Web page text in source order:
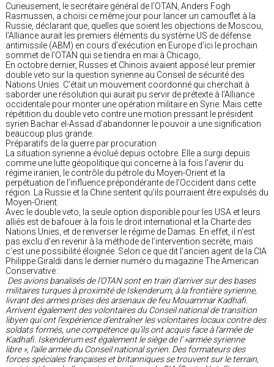
Curieusement, le secrétaire général de l’OTAN, Anders Fogh
Rasmussen, a choisi ce même jour pour lancer un camouflet à la
Russie, déclarant que, quelles que soient les objections de Moscou,
l’Alliance aurait les premiers éléments du système US de défense
antimissile (ABM) en cours d’exécution en Europe d’ici le prochain
sommet de l’OTAN qui se tiendra en mai à Chicago,.
En octobre dernier, Russes et Chinois avaient apposé leur premier
double veto sur la question syrienne au Conseil de sécurité des
Nations Unies. C’était un mouvement coordonné qui cherchait à
saborder une résolution qui aurait pu servir de prétexte à l’Alliance
occidentale pour monter une opération militaire en Syrie. Mais cette
répétition du double veto contre une motion pressant le président
syrien Bachar el-Assad d’abandonner le pouvoir a une signification
beaucoup plus grande.
Préparatifs de la guerre par procuration
La situation syrienne a évolué depuis octobre. Elle a surgi depuis
comme une lutte géopolitique qui concerne à la fois l’avenir du
régime iranien, le contrôle du pétrole du Moyen-Orient et la
perpétuation de l’influence prépondérante de l’Occident dans cette
région. La Russie et la Chine sentent qu’ils pourraient être expulsés du
Moyen-Orient.
Avec le double veto, la seule option disponible pour les USA et leurs
alliés est de bafouer à la fois le droit international et la Charte des
Nations Unies, et de renverser le régime de Damas. En effet, il n’est
pas exclu d’en revenir à la méthode de l’intervention secrète, mais
c’est une possibilité éloignée. Selon ce que dit l’ancien agent de la CIA
Philippe Giraldi dans le dernier numéro du magazine The American
Conservative :
Des avions banalisés de l’OTAN sont en train d’arriver sur des bases
militaires turques à proximité de Iskenderum, à la frontière syrienne,
livrant des armes prises des arsenaux de feu Mouammar Kadhafi.
Arrivent également des volontaires du Conseil national de transition
libyen qui ont l’expérience d’entraîner les volontaires locaux contre des
soldats formés, une compétence qu’ils ont acquis face à l’armée de
Kadhafi. Iskenderum est également le siège de l' »armée syrienne
libre », l’aile armée du Conseil national syrien. Des formateurs des
forces spéciales françaises et britanniques se trouvent sur le terrain,